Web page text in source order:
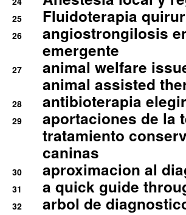
25 Fluidoterapia
26
angiostrongilosis
emergente
27
animal welfare
animal assisted
28 antibioterapia
29
aportaciones de la
tratamiento
caninas
30 aproximacion al
31 a quick guide
32 arbol de